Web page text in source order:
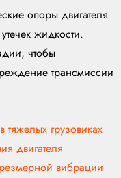
опоры двигателя
жидкости.
чтобы
трансмиссии
грузовиках
двигателя
вибрации